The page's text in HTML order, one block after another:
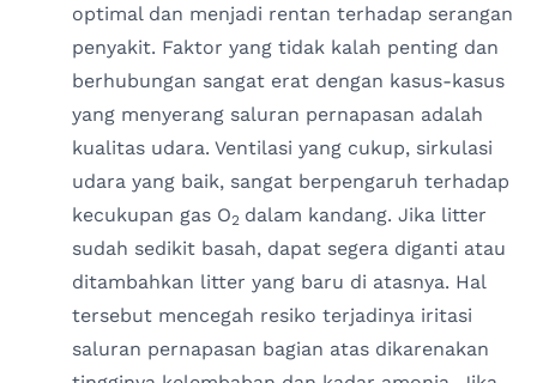
optimal dan menjadi rentan terhadap serangan
penyakit. Faktor yang tidak kalah penting dan
berhubungan sangat erat dengan kasus-kasus
yang menyerang saluran pernapasan adalah
kualitas udara. Ventilasi yang cukup, sirkulasi
udara yang baik, sangat berpengaruh terhadap
kecukupan gas O2 dalam kandang. Jika litter
sudah sedikit basah, dapat segera diganti atau
ditambahkan litter yang baru di atasnya. Hal
tersebut mencegah resiko terjadinya iritasi
saluran pernapasan bagian atas dikarenakan